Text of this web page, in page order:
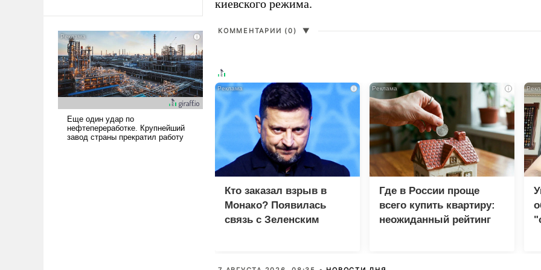
Сложившаяся ситуация
означает многолетний период
уязвимости США, например,
перед Китаем.
киевского режима.
КОММЕНТАРИИ (0) ▼
i
Кто заказал взрыв в
Монако? Появилась
связь с Зеленским
i
Где в России проще
всего купить квартиру:
неожиданный рейтинг